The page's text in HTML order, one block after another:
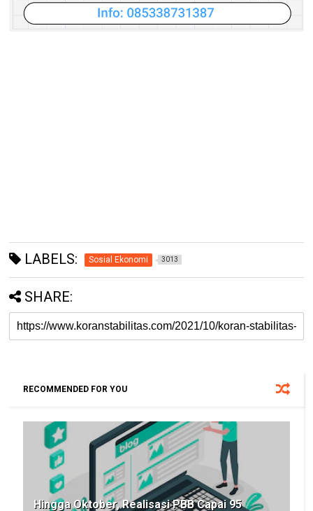
LABELS: Sosial Ekonomi 3013
SHARE:
RECOMMENDED FOR YOU
Hingga Oktober, Realisasi PBB Capai 95